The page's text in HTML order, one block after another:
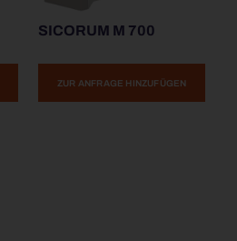
SICORUM M 700
ZUR ANFRAGE HINZUFÜGEN